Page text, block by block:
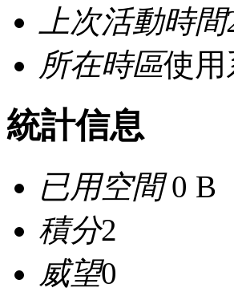
上次活動時間
所在時區使用
統計信息
已用空間0 B
積分2
威望0